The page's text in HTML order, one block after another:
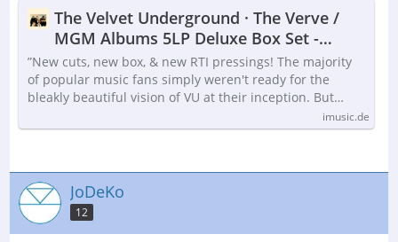
The Velvet Underground · The Verve /
MGM Albums 5LP Deluxe Box Set -
Mono Editions and More (LP) [Limited
Deluxe Box Set edition] [Box set] (2026)
”New cuts, new box, & new RTI pressings! The majority
of popular music fans simply weren't ready for the
bleakly beautiful vision of VU at their inception. But…
imusic.de
JoDeKo
12